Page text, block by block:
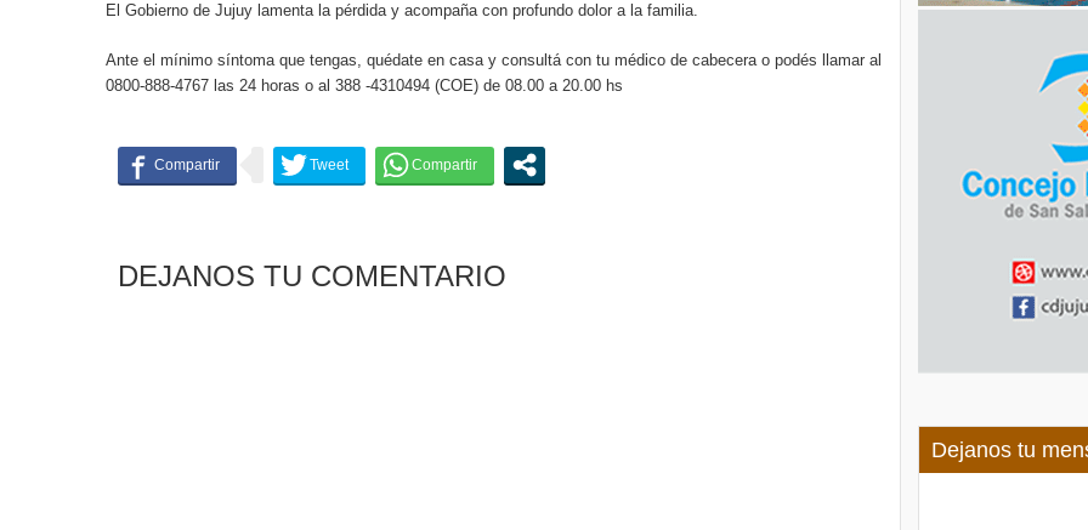
El Gobierno de Jujuy lamenta la pérdida y acompaña con profundo dolor a la familia.
Ante el mínimo síntoma que tengas, quédate en casa y consultá con tu médico de cabecera o podés llamar al
0800-888-4767 las 24 horas o al 388 -4310494 (COE) de 08.00 a 20.00 hs
DEJANOS TU COMENTARIO
Dejanos tu